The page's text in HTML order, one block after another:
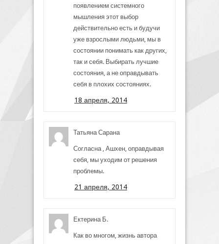
появлением системного
мышления этот выбор
действительно есть и будучи
уже взрослыми людьми, мы в
состоянии понимать как других,
так и себя. Выбирать лучшие
состояния, а не оправдывать
себя в плохих состояниях.
18 апреля, 2014
Татьяна Сарана
Согласна , Ашхен, оправдывая
себя, мы уходим от решения
проблемы.
21 апреля, 2014
Ектерина Б.
Как во многом, жизнь автора